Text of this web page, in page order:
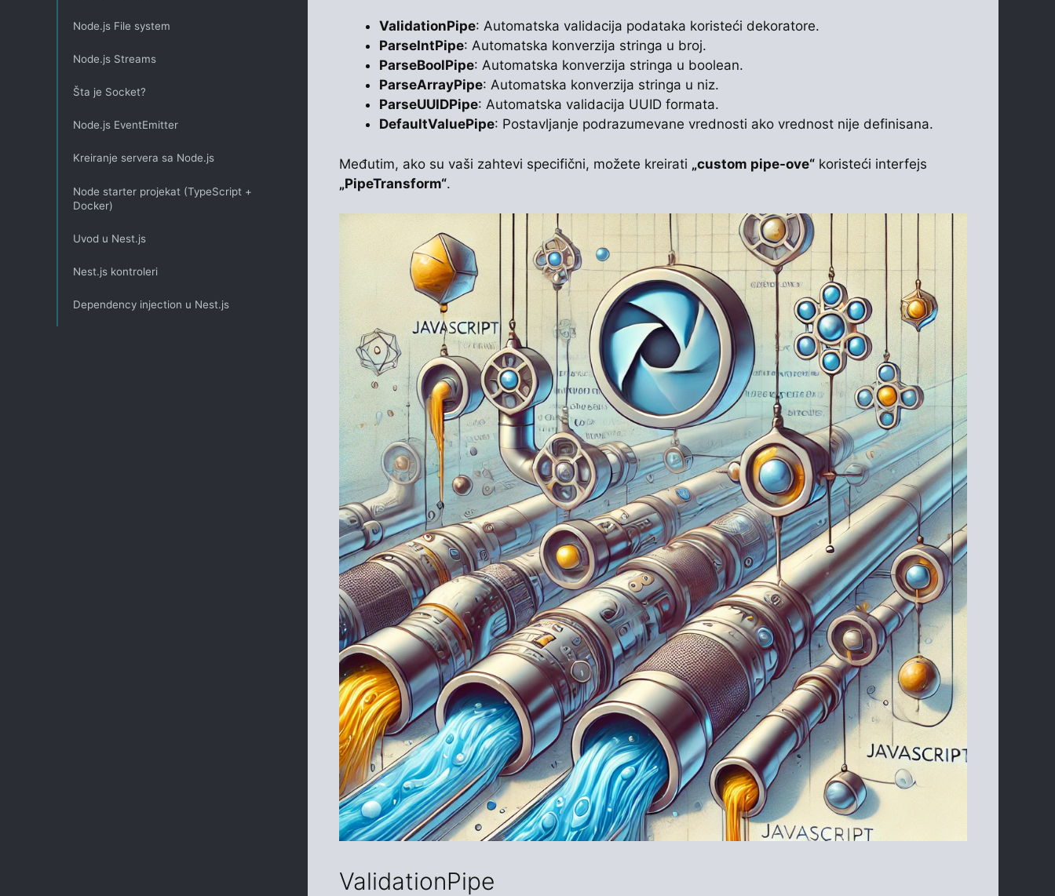
ValidationPipe: Automatska validacija podataka koristeći dekoratore.
ParseIntPipe: Automatska konverzija stringa u broj.
ParseBoolPipe: Automatska konverzija stringa u boolean.
ParseArrayPipe: Automatska konverzija stringa u niz.
ParseUUIDPipe: Automatska validacija UUID formata.
DefaultValuePipe: Postavljanje podrazumevane vrednosti ako vrednost nije definisana.
Međutim, ako su vaši zahtevi specifični, možete kreirati „custom pipe-ove“ koristeći interfejs
„PipeTransform“.
ValidationPipe
Node.js File system
Node.js Streams
Šta je Socket?
Node.js EventEmitter
Kreiranje servera sa Node.js
Node starter projekat (TypeScript +
Docker)
Uvod u Nest.js
Nest.js kontroleri
Dependency injection u Nest.js